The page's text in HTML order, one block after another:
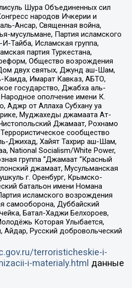
Шура Объединенных сил
народов Ичкерии и
Ансар, Священная война,
мусульмане, Партия исламского
Тайба, Исламская группа,
партия Туркестана,
Общество возрождения
двух святых, Джунд аш-Шам,
Имарат Кавказ, АБТО,
государство, Джабха аль-
ополчение имени К.
Аджр от Аллаха Субхану уа
Муджахеды джамаата Ат-
Джамаат, Рохнамо
сообщество
Джихад, Хайят Тахрир аш-Шам,
National Socialism/White Power,
группа “Джамаат “Красный
джамаат, Мусульманская
г. Оренбург, Крымско-
батальон имени Номана
исламского возрождения
самооборона, Дуббайский
Батал-Хаджи Белхороев,
Которая Улыбается,
Айдар, Русский добровольческий
terroristicheskie-i-
i-materialy.html данные